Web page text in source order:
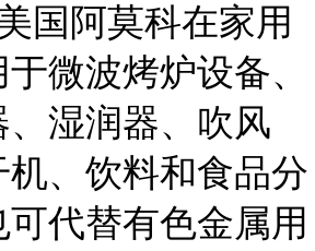
国阿莫科在家用
微波烤炉设备、
湿润器、吹风
、饮料和食品分
代替有色金属用